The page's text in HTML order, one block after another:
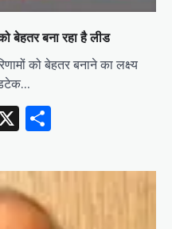
बेहतर बना रहा है लीड
को बेहतर बनाने का लक्ष्य
X